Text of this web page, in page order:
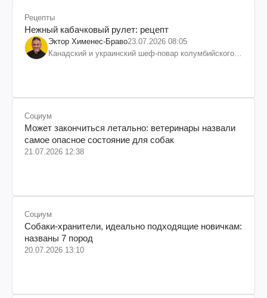
Рецепты
Нежный кабачковый рулет: рецепт
Эктор Хименес-Браво23.07.2026 08:05
Канадский и украинский шеф-повар колумбийского
Социум
Может закончиться летально: ветеринары назвали
самое опасное состояние для собак
21.07.2026 12:38
Социум
Собаки-хранители, идеально подходящие новичкам:
названы 7 пород
20.07.2026 13:10